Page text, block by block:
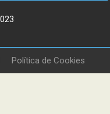
Política de Cookies